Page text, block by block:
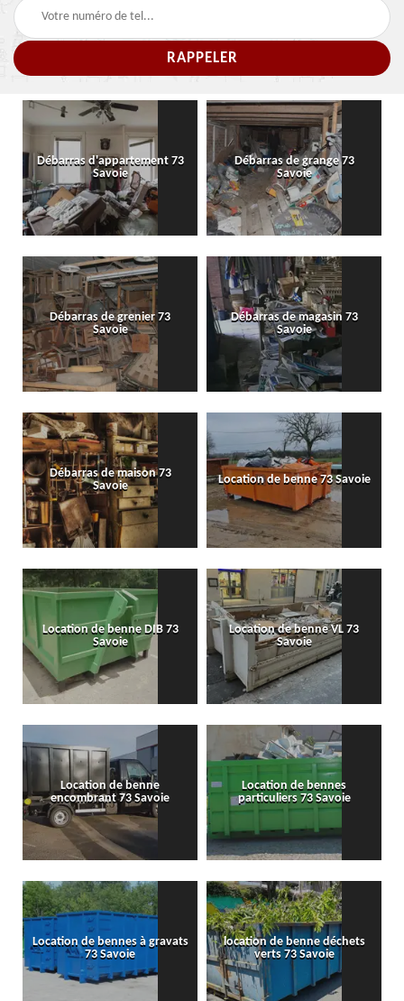
Débarras d'appartement 73
Savoie
Débarras de grange 73
Savoie
Débarras de grenier 73
Savoie
Débarras de magasin 73
Savoie
Débarras de maison 73
Savoie
Location de benne 73 Savoie
Location de benne DIB 73
Savoie
Location de benne VL 73
Savoie
Location de benne
encombrant 73 Savoie
Location de bennes
particuliers 73 Savoie
Location de bennes à gravats
73 Savoie
location de benne déchets
verts 73 Savoie